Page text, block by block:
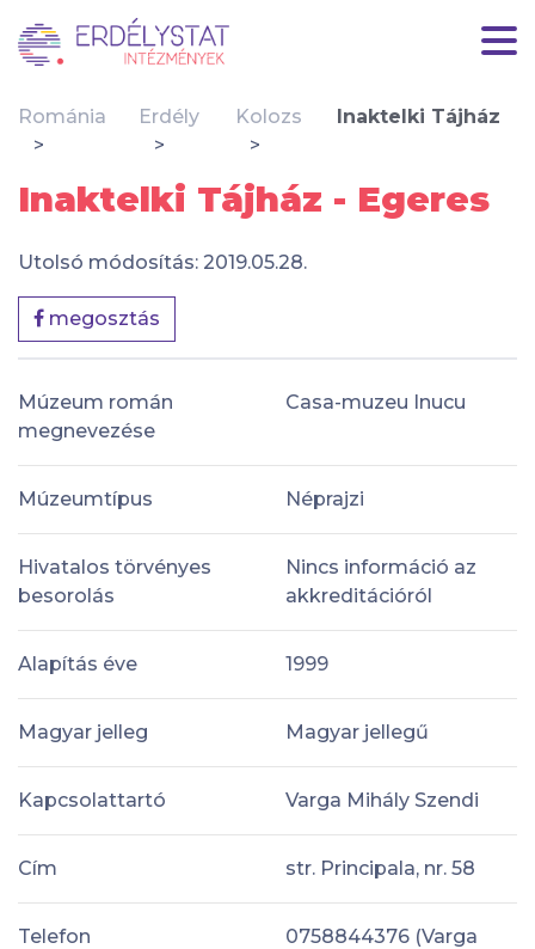
Románia Erdély Kolozs Inaktelki Tájház
Inaktelki Tájház - Egeres
Utolsó módosítás: 2019.05.28.
megosztás
Múzeum román
megnevezése
Casa-muzeu Inucu
Múzeumtípus Néprajzi
Hivatalos törvényes
besorolás
Nincs információ az
akkreditációról
Alapítás éve 1999
Magyar jelleg Magyar jellegű
Kapcsolattartó Varga Mihály Szendi
Cím str. Principala, nr. 58
Telefon
0758844376 (Varga